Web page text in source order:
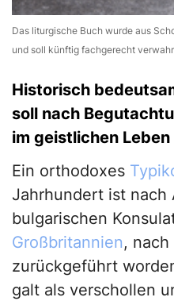
Das liturgische Buch wurde aus
und soll künftig fachgerecht
Historisch
soll nach
im geistlichen
Ein orthodoxes
Jahrhundert ist nach
bulgarischen
Großbritannien, nach
zurückgeführt
galt als verschollen